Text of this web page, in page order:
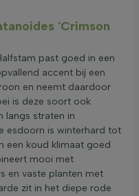
'Crimson
past goed in een
accent bij een
en neemt daardoor
is deze soort ook
langs straten in
esdoorn is winterhard tot
een koud klimaat goed
mooi met
en vaste planten met
zit in het diepe rode